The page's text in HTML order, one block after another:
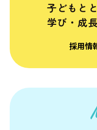
子どもと
学び・成
採用情